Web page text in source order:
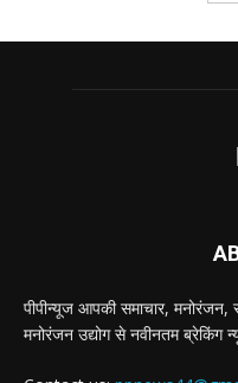
पीपीन्यूज आपकी समाचार,
मनोरंजन उद्योग से नवीनतम ब्रेकिंग